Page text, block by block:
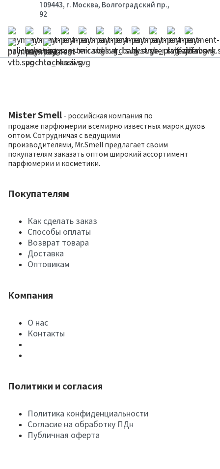
109443, г. Москва, Волгоградский пр.,
92
Mister Smell - российская компания по
продаже парфюмерии всемирно известных марок духов
оптом. Сотрудничая с ведущими
производителями, Mr.Smell предлагает своим
покупателям заказать оптом широкий ассортимент
парфюмерии и косметики.
Покупателям
Как сделать заказ
Способы оплаты
Возврат товара
Доставка
Оптовикам
Компания
О нас
Контакты
Политики и согласия
Политика конфиденциальности
Согласие на обработку ПДн
Публичная оферта